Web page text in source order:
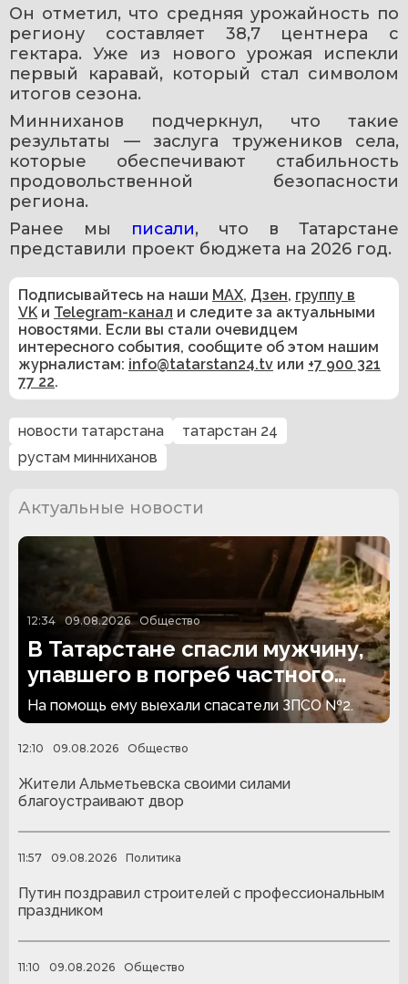
Он отметил, что средняя урожайность по
региону составляет 38,7 центнера с
гектара. Уже из нового урожая испекли
первый каравай, который стал символом
итогов сезона.
Минниханов подчеркнул, что такие
результаты — заслуга тружеников села,
которые обеспечивают стабильность
продовольственной безопасности
региона.
Ранее мы писали, что в Татарстане
представили проект бюджета на 2026 год.
Подписывайтесь на наши MAX, Дзен, группу в
VK и Telegram-канал и следите за актуальными
новостями. Если вы стали очевидцем
интересного события, сообщите об этом нашим
журналистам: info@tatarstan24.tv или +7 900 321
77 22.
новости татарстана
татарстан 24
рустам минниханов
Актуальные новости
12:34 09.08.2026 Общество
В Татарстане спасли мужчину,
упавшего в погреб частного
дома
На помощь ему выехали спасатели ЗПСО №2.
12:10 09.08.2026 Общество
Жители Альметьевска своими силами
благоустраивают двор
11:57 09.08.2026 Политика
Путин поздравил строителей с профессиональным
праздником
11:10 09.08.2026 Общество